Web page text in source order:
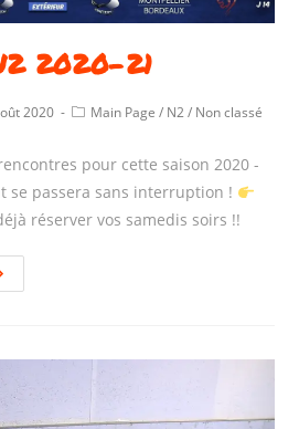
2020-21
2020 Main Page / N2 / Non classé
pour cette saison 2020 -
se passera sans interruption !
réserver vos samedis soirs !!